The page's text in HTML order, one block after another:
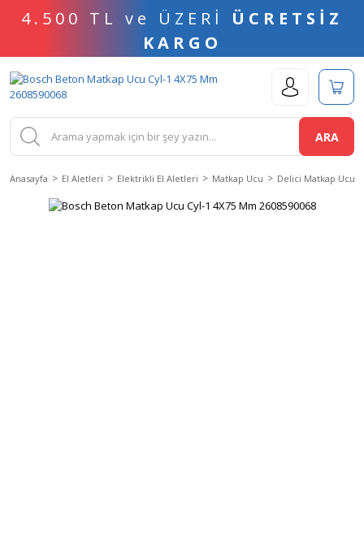
4.500 TL ve ÜZERİ ÜCRETSİZ
KARGO
ARA
Anasayfa El Aletleri Elektrikli El Aletleri Matkap Ucu Delici Matkap Ucu